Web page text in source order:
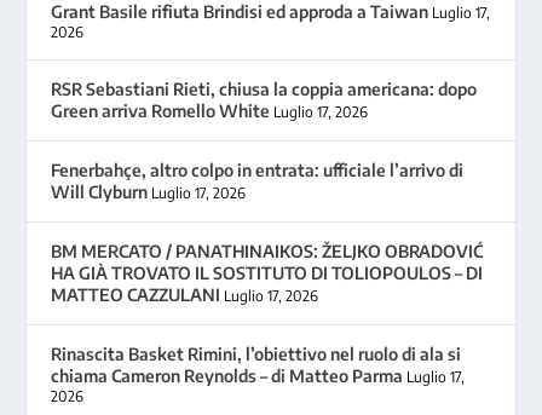
Grant Basile rifiuta Brindisi ed approda a Taiwan Luglio 17,
2026
RSR Sebastiani Rieti, chiusa la coppia americana: dopo
Green arriva Romello White Luglio 17, 2026
Fenerbahçe, altro colpo in entrata: ufficiale l’arrivo di
Will Clyburn Luglio 17, 2026
BM MERCATO / PANATHINAIKOS: ŽELJKO OBRADOVIĆ
HA GIÀ TROVATO IL SOSTITUTO DI TOLIOPOULOS – DI
MATTEO CAZZULANI Luglio 17, 2026
Rinascita Basket Rimini, l’obiettivo nel ruolo di ala si
chiama Cameron Reynolds – di Matteo Parma Luglio 17,
2026